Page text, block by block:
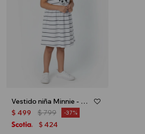
Vestido niña Minnie - Blanco
$ 499 $799 37
$ 424